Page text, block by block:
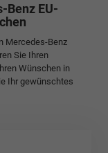
Benz EU-
Mercedes-Benz
Sie Ihren
Wünschen in
Ihr gewünschtes